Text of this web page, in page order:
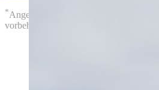
*Angebot gültig für alle Fahrzeuge.
vorbehalten.